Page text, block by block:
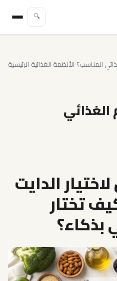
🔍
الرئيسية الأنظمة الغذائية المناسب؟
الغذائي
الدايت
تختار
بذكاء؟